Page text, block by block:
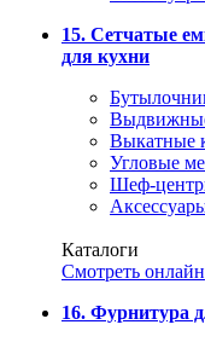
15. Сетчатые
для кухни
Выкатные
Угловые
Шеф-
Каталоги
Смотреть онлайн
16. Фурнитура